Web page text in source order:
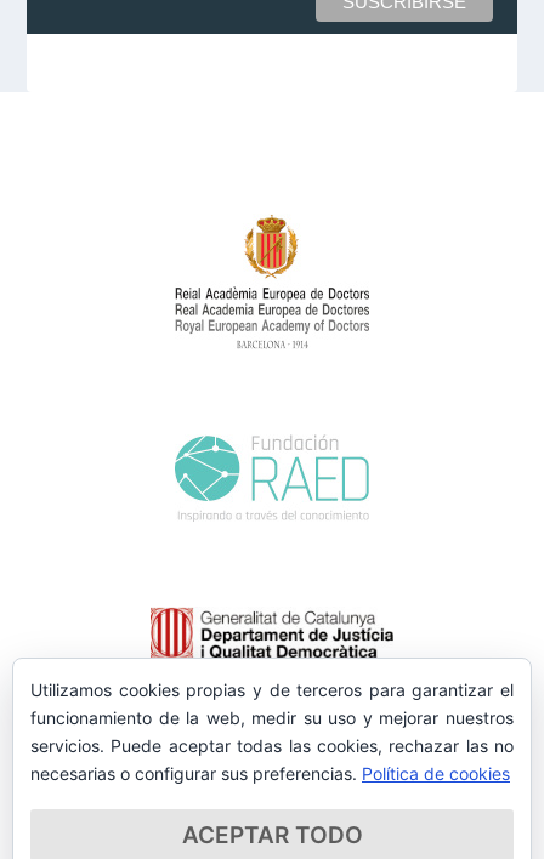
Utilizamos cookies propias y de terceros para garantizar el
funcionamiento de la web, medir su uso y mejorar nuestros
servicios. Puede aceptar todas las cookies, rechazar las no
necesarias o configurar sus preferencias. Política de cookies
ACEPTAR TODO